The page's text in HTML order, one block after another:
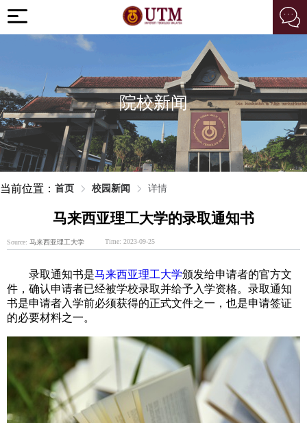
院校新闻
当前位置： 首页 校园新闻 详情
马来西亚理工大学的录取通知书
Source: 马来西亚理工大学 Time: 2023-09-25
录取通知书是马来西亚理工大学颁发给申请者的官方文
件，确认申请者已经被学校录取并给予入学资格。录取通知
书是申请者入学前必须获得的正式文件之一，也是申请签证
的必要材料之一。